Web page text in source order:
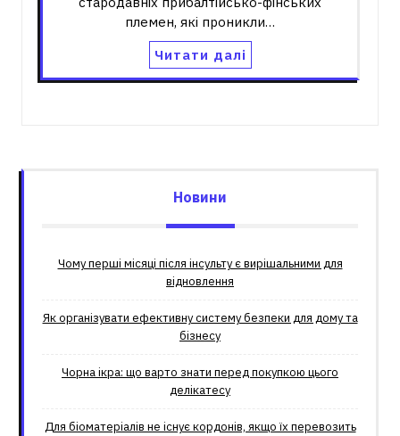
племен, які проникли…
Читати далі
Новини
Чому перші місяці після інсульту є вирішальними для
відновлення
Як організувати ефективну систему безпеки для дому та
бізнесу
Чорна ікра: що варто знати перед покупкою цього
делікатесу
Для біоматеріалів не існує кордонів, якщо їх перевозить